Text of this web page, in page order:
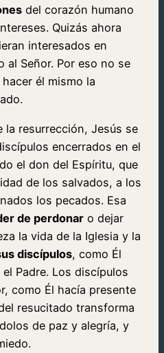
del corazón humano
Quizás ahora
interesados en
al Señor. Por eso no se
él mismo la
la resurrección, Jesús se
encerrados en el
el don del Espíritu, que
de los salvados, a los
los pecados. Esa
de perdonar o dejar
la vida de la Iglesia y la
discípulos, como Él
Padre. Los discípulos
como Él hacía presente
resucitado transforma
de paz y alegría, y